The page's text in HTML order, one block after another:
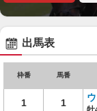
出馬表
枠番 馬番
1 1